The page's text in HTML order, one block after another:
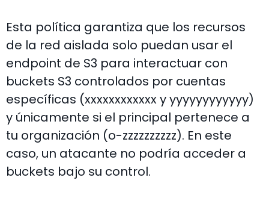
Esta política garantiza que los recursos
de la red aislada solo puedan usar el
endpoint de S3 para interactuar con
buckets S3 controlados por cuentas
específicas (xxxxxxxxxxxx y yyyyyyyyyyyy)
y únicamente si el principal pertenece a
tu organización (o-zzzzzzzzzz). En este
caso, un atacante no podría acceder a
buckets bajo su control.